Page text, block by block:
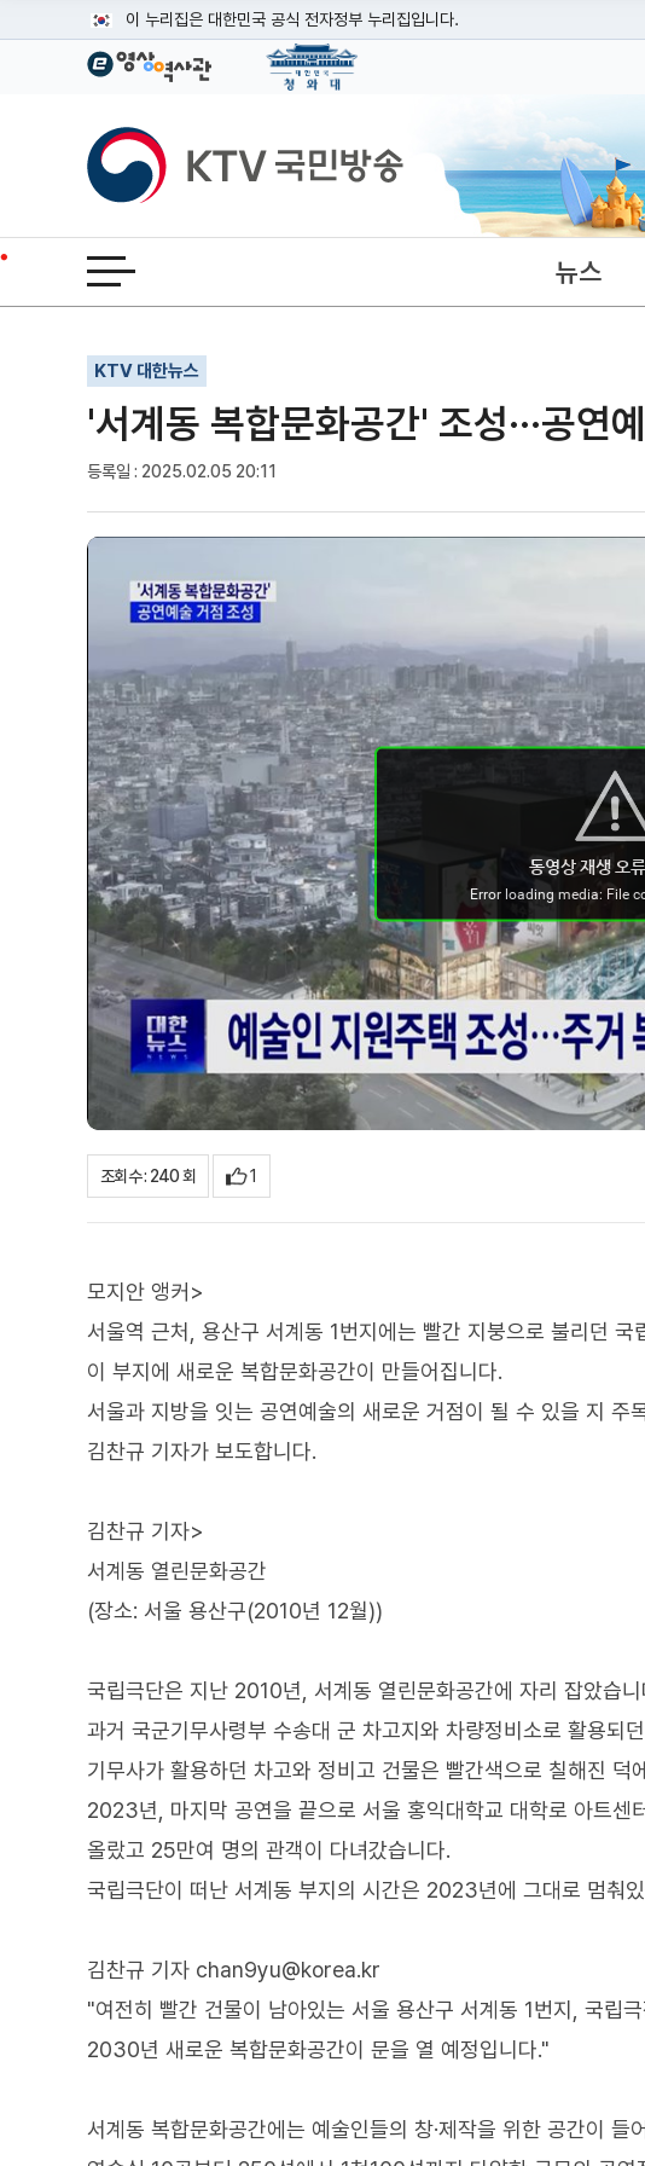
이 누리집은 대한민국 공식 전자정부 누리집입니다.
공식 누리집 주소 확인하기
이밖에 or.kr 또는 .kr등 다른 도메인 주소를 사용하고 있다면 아래 URL에서 도
운영중인 공식 누리집보기
KTV국민방송
전체메뉴 열기 뉴스
KTV 대한뉴스
'서계동 복합문화공간' 조성···공연
등록일 : 2025.02.05 20:11
기사인쇄
글자확대
글자축소
조회수 : 240 회 1
모지안 앵커>
서울역 근처, 용산구 서계동 1번지에는 빨간 지붕으로 불리던 국
이 부지에 새로운 복합문화공간이 만들어집니다.
서울과 지방을 잇는 공연예술의 새로운 거점이 될 수 있을 지 주
김찬규 기자가 보도합니다.
김찬규 기자>
서계동 열린문화공간
(장소: 서울 용산구(2010년 12월))
국립극단은 지난 2010년, 서계동 열린문화공간에 자리 잡았습니
과거 국군기무사령부 수송대 군 차고지와 차량정비소로 활용되
기무사가 활용하던 차고와 정비고 건물은 빨간색으로 칠해진
2023년, 마지막 공연을 끝으로 서울 홍익대학교 대학로 아트센
올랐고 25만여 명의 관객이 다녀갔습니다.
국립극단이 떠난 서계동 부지의 시간은 2023년에 그대로 멈춰
김찬규 기자 chan9yu@korea.kr
"여전히 빨간 건물이 남아있는 서울 용산구 서계동 1번지, 국립
2030년 새로운 복합문화공간이 문을 열 예정입니다."
서계동 복합문화공간에는 예술인들의 창·제작을 위한 공간이 들